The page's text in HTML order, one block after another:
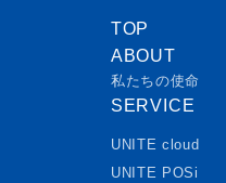
TOP
ABOUT
私たちの使命
SERVICE
UNITE cloud
UNITE POSi